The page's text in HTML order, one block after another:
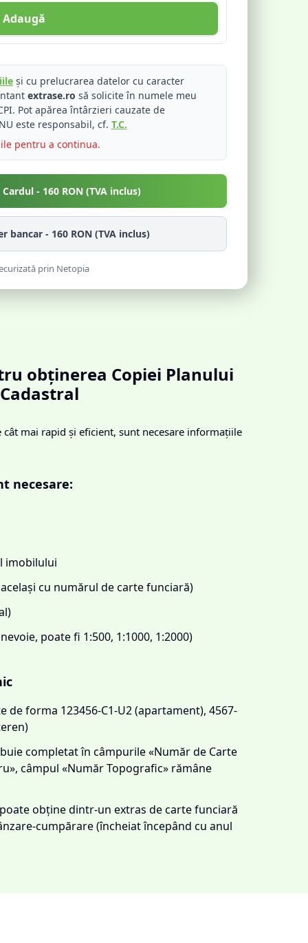
Adaugă
și cu prelucrarea datelor cu caracter
extrase.ro să solicite în numele meu
Pot apărea întârzieri cauzate de
este responsabil, cf. T.C.
pentru a continua.
- 160 RON (TVA inclus)
bancar - 160 RON (TVA inclus)
prin Netopia
obținerea Copiei Planului
Cadastral
cât mai rapid și eficient, sunt necesare informațiile
necesare:
imobilului
cu numărul de carte funciară)
poate fi 1:500, 1:1000, 1:2000)
forma 123456-C1-U2 (apartament), 4567-
completat în câmpurile «Număr de Carte
câmpul «Număr Topografic» rămâne
obține dintr-un extras de carte funciară
cumpărare (încheiat începând cu anul